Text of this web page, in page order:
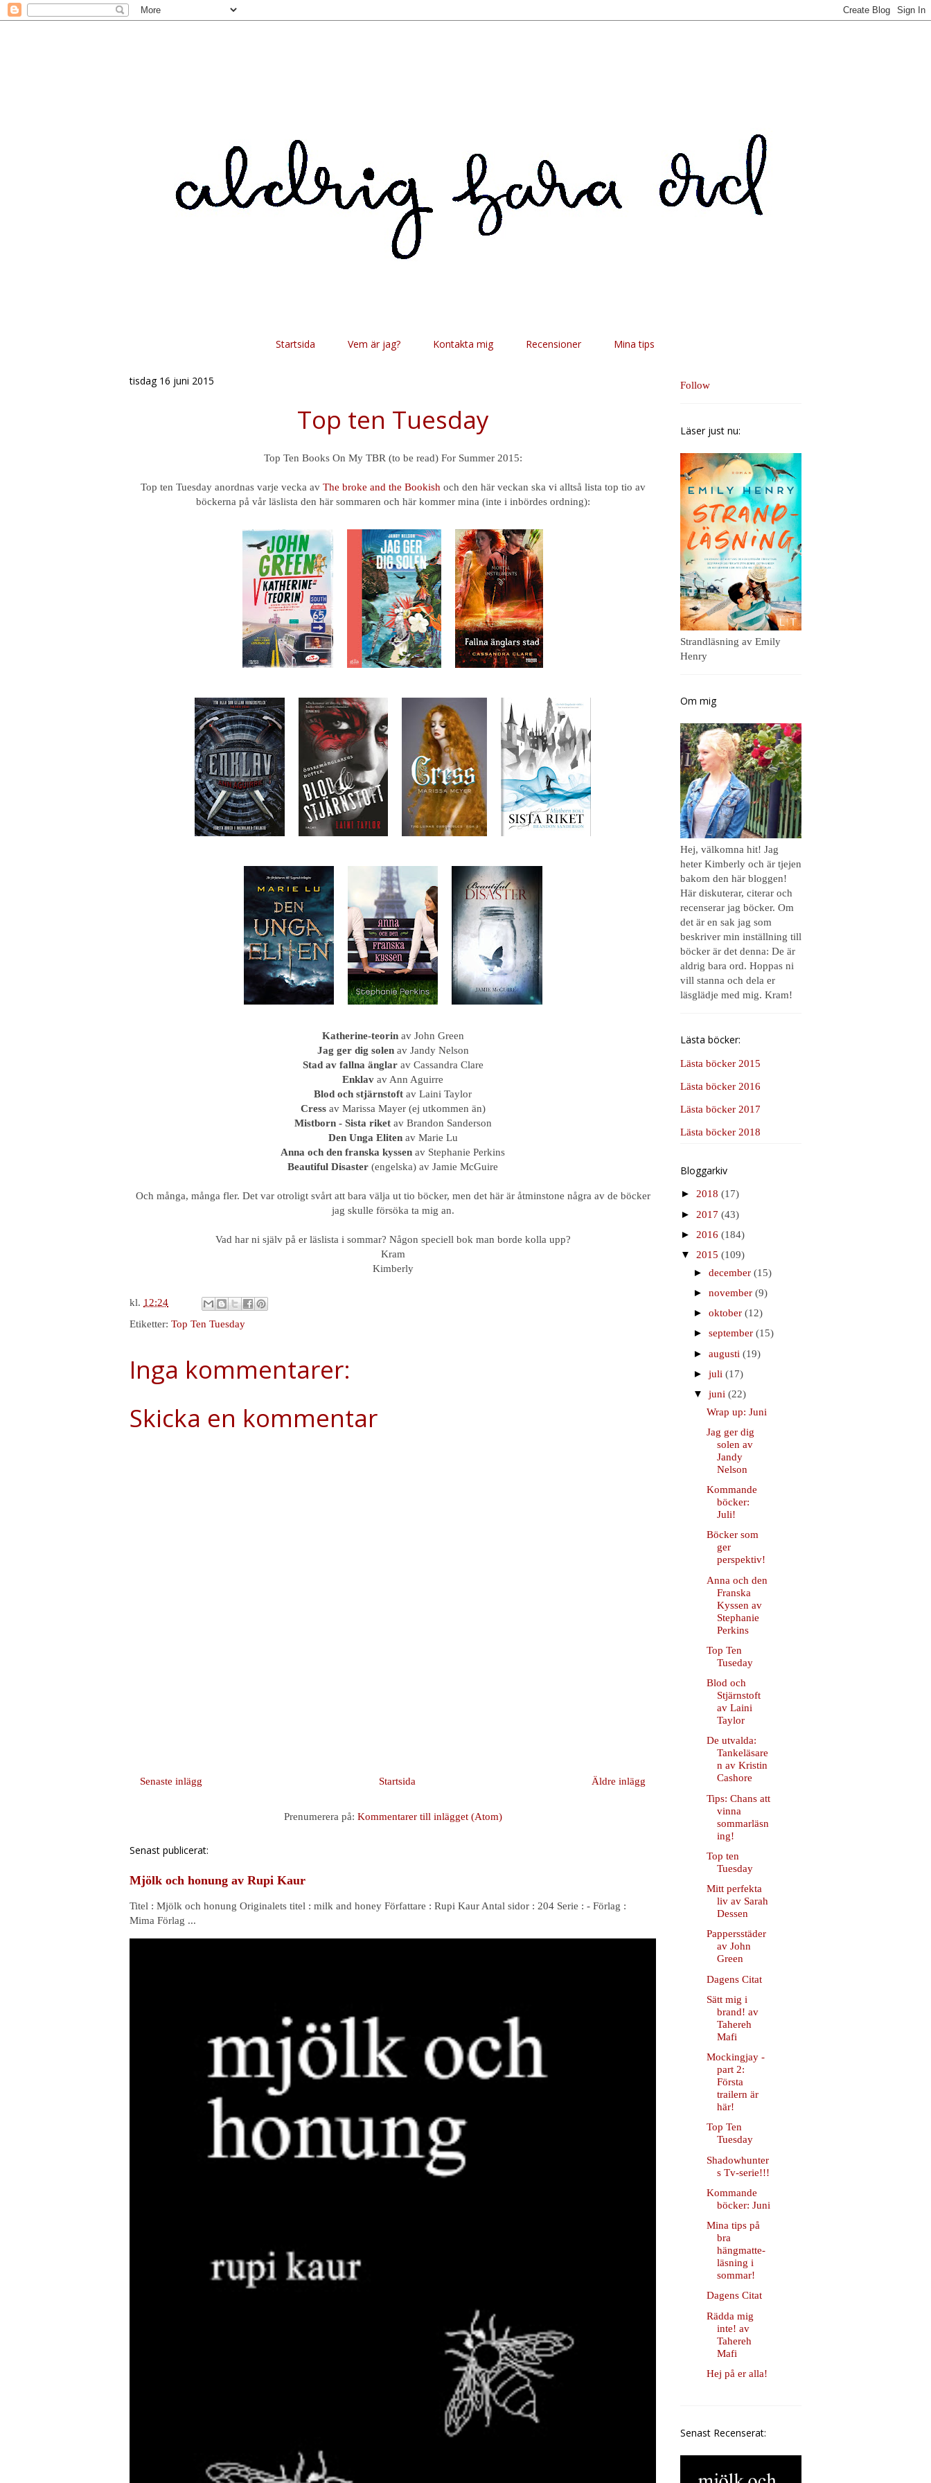
Startsida Vem är jag? Kontakta mig Recensioner Mina tips
tisdag 16 juni 2015
Top ten Tuesday
Top Ten Books On My TBR (to be read) For Summer 2015:
Top ten Tuesday anordnas varje vecka av The broke and the Bookish och den här veckan ska vi alltså lista top tio av
böckerna på vår läslista den här sommaren och här kommer mina (inte i inbördes ordning):
Katherine-teorinav John Green
Jag ger dig solenav Jandy Nelson
Stad av fallna änglarav Cassandra Clare
Enklav av Ann Aguirre
Blod och stjärnstoft av Laini Taylor
Cressav Marissa Mayer (ej utkommen än)
Mistborn - Sista riketav Brandon Sanderson
Den Unga Elitenav Marie Lu
Anna och den franska kyssen av Stephanie Perkins
Beautiful Disaster (engelska) av Jamie McGuire
Och många, många fler. Det var otroligt svårt att bara välja ut tio böcker, men det här är åtminstone några av de böcker
jag skulle försöka ta mig an.
Vad har ni själv på er läslista i sommar? Någon speciell bok man borde kolla upp?
Kram
Kimberly
kl. 12:24
Etiketter: Top Ten Tuesday
Inga kommentarer:
Skicka en kommentar
Senaste inlägg Äldre inlägg
Startsida
Prenumerera på: Kommentarer till inlägget (Atom)
Senast publicerat:
Mjölk och honung av Rupi Kaur
Titel : Mjölk och honung Originalets titel : milk and honey Författare : Rupi Kaur Antal sidor : 204 Serie : - Förlag :
Mima Förlag ...
Follow
Läser just nu:
Strandläsning av Emily
Henry
Om mig
Hej, välkomna hit! Jag
heter Kimberly och är tjejen
bakom den här bloggen!
Här diskuterar, citerar och
recenserar jag böcker. Om
det är en sak jag som
beskriver min inställning till
böcker är det denna: De är
aldrig bara ord. Hoppas ni
vill stanna och dela er
läsglädje med mig. Kram!
Lästa böcker:
Lästa böcker 2015
Lästa böcker 2016
Lästa böcker 2017
Lästa böcker 2018
Bloggarkiv
► 2018 (17)
► 2017 (43)
► 2016 (184)
▼ 2015 (109)
► december (15)
► november (9)
► oktober (12)
► september (15)
► augusti (19)
► juli (17)
▼ juni (22)
Wrap up: Juni
Jag ger dig
solen av
Jandy
Nelson
Kommande
böcker:
Juli!
Böcker som
ger
perspektiv!
Anna och den
Franska
Kyssen av
Stephanie
Perkins
Top Ten
Tuseday
Blod och
Stjärnstoft
av Laini
Taylor
De utvalda:
Tankeläsare
n av Kristin
Cashore
Tips: Chans att
vinna
sommarläsn
ing!
Top ten
Tuesday
Mitt perfekta
liv av Sarah
Dessen
Pappersstäder
av John
Green
Dagens Citat
Sätt mig i
brand! av
Tahereh
Mafi
Mockingjay -
part 2:
Första
trailern är
här!
Top Ten
Tuesday
Shadowhunter
s Tv-serie!!!
Kommande
böcker: Juni
Mina tips på
bra
hängmatte-
läsning i
sommar!
Dagens Citat
Rädda mig
inte! av
Tahereh
Mafi
Hej på er alla!
Senast Recenserat: